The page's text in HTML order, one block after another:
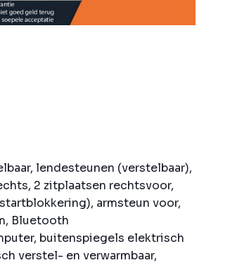
lendesteunen (verstelbaar),
2 zitplaatsen rechtsvoor,
armsteun voor,
Bluetooth
buitenspiegels elektrisch
verstel- en verwarmbaar,